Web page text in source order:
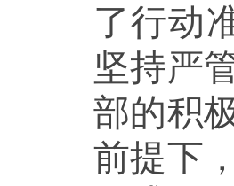
了行动
坚持严
部的积
前提下